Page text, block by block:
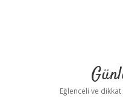
Eğlenceli ve